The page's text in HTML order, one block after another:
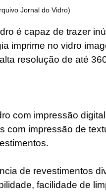
Jornal do Vidro)
é capaz de trazer
imprime no vidro
resolução de até
com impressão
com impressão de
de revestimentos
facilidade de